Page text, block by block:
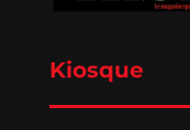
Kiosque